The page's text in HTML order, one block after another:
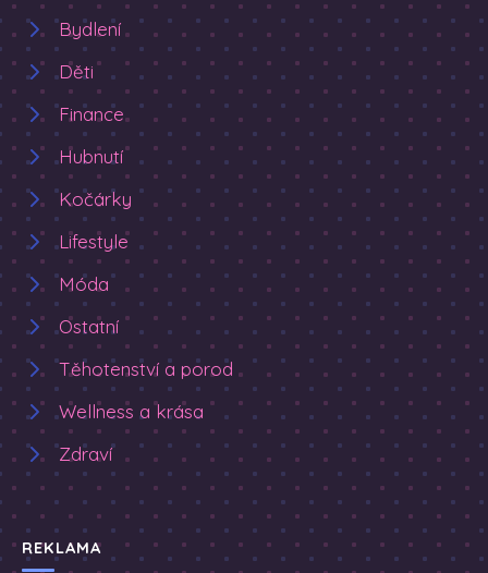
Bydlení
Děti
Finance
Hubnutí
Kočárky
Lifestyle
Móda
Ostatní
Těhotenství a porod
Wellness a krása
Zdraví
REKLAMA